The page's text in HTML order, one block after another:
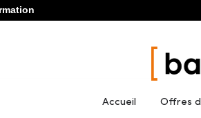
Accueil Offres